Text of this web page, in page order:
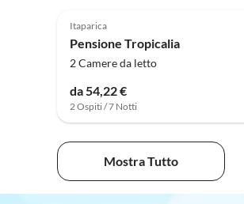
Itaparica
Pensione Tropicalia
2 Camere da letto
da 54,22 €
2 Ospiti / 7 Notti
Mostra Tutto